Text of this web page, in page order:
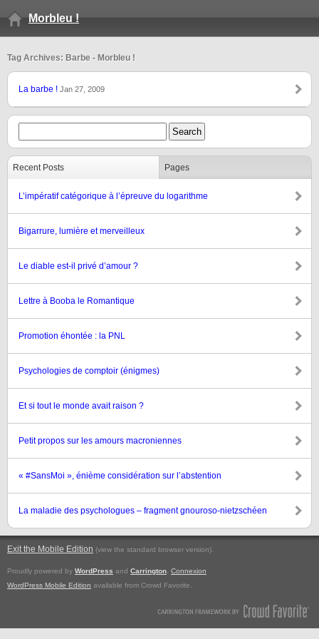
Morbleu !
Tag Archives: Barbe - Morbleu !
La barbe ! Jan 27, 2009
Recent Posts Pages
L’impératif catégorique à l’épreuve du logarithme
Bigarrure, lumière et merveilleux
Le diable est-il privé d’amour ?
Lettre à Booba le Romantique
Promotion éhontée : la PNL
Psychologies de comptoir (énigmes)
Et si tout le monde avait raison ?
Petit propos sur les amours macroniennes
« #SansMoi », énième considération sur l’abstention
La maladie des psychologues – fragment gnouroso-nietzschéen
Exit the Mobile Edition (view the standard browser version).
Proudly powered by WordPress and Carrington Connexion
WordPress Mobile Edition available from Crowd Favorite.